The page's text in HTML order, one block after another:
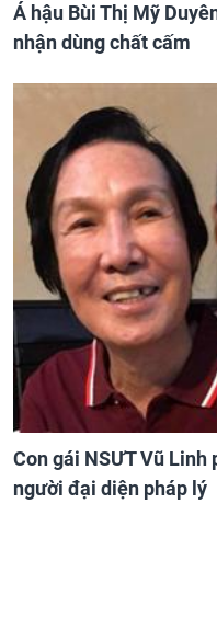
Á hậu Bùi Thị Mỹ
nhận dùng chất cấm
Con gái NSƯT Vũ
người đại diện pháp lý